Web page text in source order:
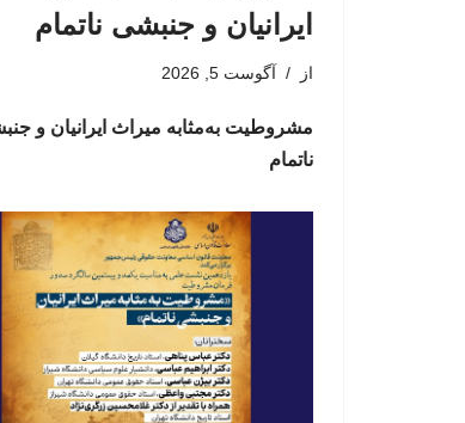
ایرانیان و جنبشی ناتمام
از آگوست 5, 2026
مشروطیت به‌مثابه میراث ایرانیان و
ناتمام